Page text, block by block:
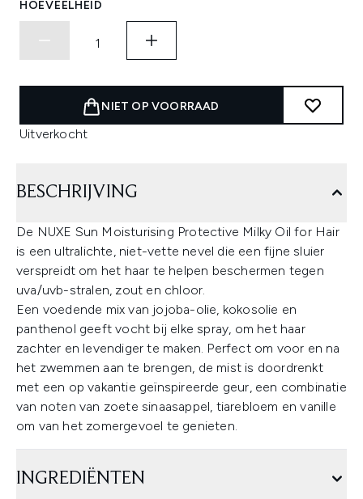
HOEVEELHEID
NIET OP VOORRAAD
Uitverkocht
BESCHRIJVING
De NUXE Sun Moisturising Protective Milky Oil for Hair
is een ultralichte, niet-vette nevel die een fijne sluier
verspreidt om het haar te helpen beschermen tegen
uva/uvb-stralen, zout en chloor.
Een voedende mix van jojoba-olie, kokosolie en
panthenol geeft vocht bij elke spray, om het haar
zachter en levendiger te maken. Perfect om voor en na
het zwemmen aan te brengen, de mist is doordrenkt
met een op vakantie geïnspireerde geur, een combinatie
van noten van zoete sinaasappel, tiarebloem en vanille
om van het zomergevoel te genieten.
INGREDIËNTEN